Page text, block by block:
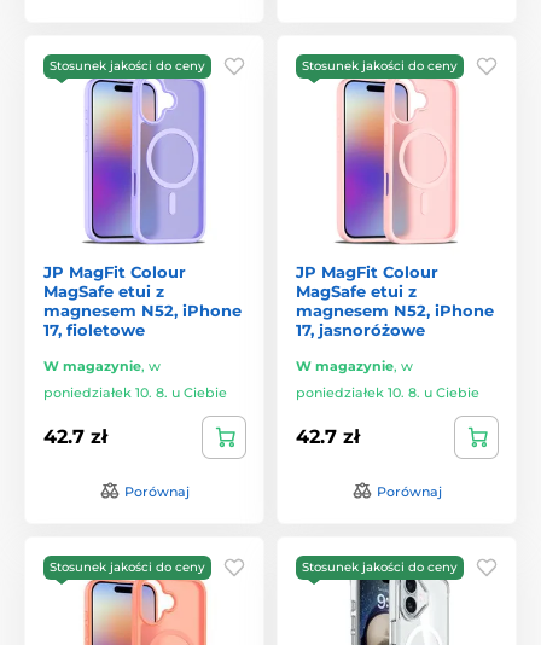
Stosunek jakości do ceny
JP MagFit Colour
MagSafe etui z
magnesem N52, iPhone
17, fioletowe
W magazynie, w
poniedziałek 10. 8. u Ciebie
42.7 zł
Porównaj
Stosunek jakości do ceny
JP MagFit Colour
MagSafe etui z
magnesem N52, iPhone
17, jasnoróżowe
W magazynie, w
poniedziałek 10. 8. u Ciebie
42.7 zł
Porównaj
Stosunek jakości do ceny Stosunek jakości do ceny